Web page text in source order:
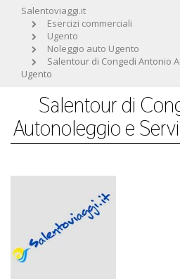
Salentoviaggi.it
Esercizi commerciali
Ugento
Noleggio auto Ugento
Salentour di Congedi Antonio
Ugento
Salentour di
Autonoleggio e